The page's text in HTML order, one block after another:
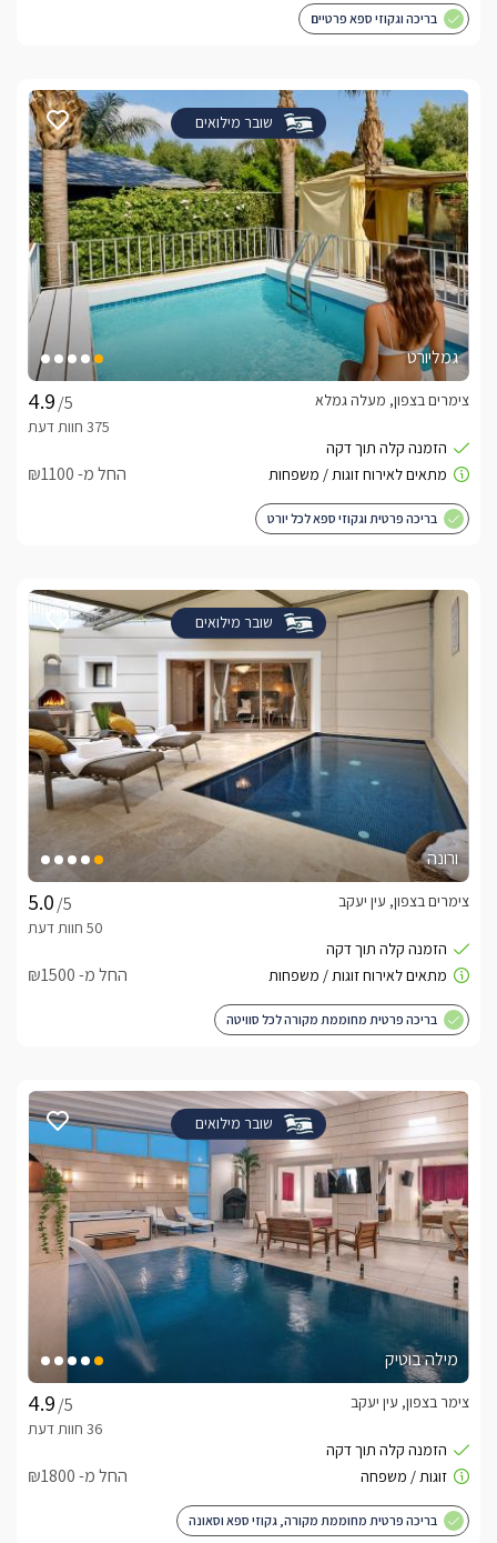
בריכה וגקוזי ספא פרטיים
שובר מילואים
גמליורט
/5
צימרים בצפון, מעלה גמלא
החל מ- ₪1100
בריכה פרטית וגקוזי ספא לכל יורט
שובר מילואים
ורונה
/5
צימרים בצפון, עין יעקב
החל מ- ₪1500
בריכה פרטית מחוממת מקורה לכל סוויטה
שובר מילואים
מילה בוטיק
/5
צימר בצפון, עין יעקב
החל מ- ₪1800
בריכה פרטית מחוממת מקורה, גקוזי ספא וסאונה